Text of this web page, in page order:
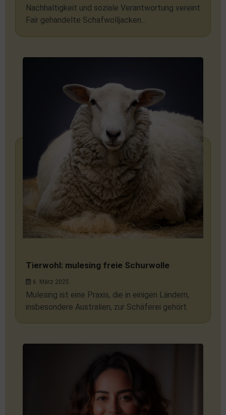
Nachhaltigkeit und soziale Verantwortung vereint
Fair gehandelte Schafwolljacken...
Tierwohl: mulesing freie Schurwolle
6. März 2025
Mulesing ist eine Praxis, die in einigen Ländern,
insbesondere Australien, zur Schäferei gehört.